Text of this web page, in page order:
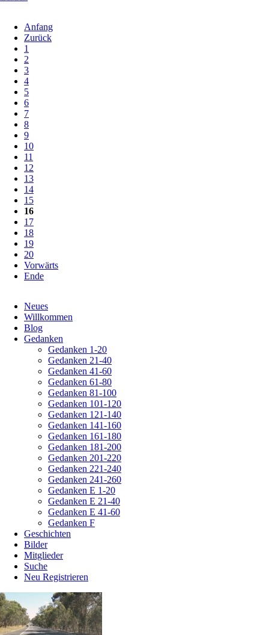
Anfang
Zurück
1
2
3
4
5
6
7
8
9
10
11
12
13
14
15
16
17
18
19
20
Vorwärts
Ende
überspringen
Neues
Willkommen
Blog
Gedanken
Gedanken 1-20
Gedanken 21-40
Gedanken 41-60
Gedanken 61-80
Gedanken 81-100
Gedanken 101-120
Gedanken 121-140
Gedanken 141-160
Gedanken 161-180
Gedanken 181-200
Gedanken 201-220
Gedanken 221-240
Gedanken 241-260
Gedanken E 1-20
Gedanken E 21-40
Gedanken E 41-60
Gedanken F
Geschichten
Bilder
Mitglieder
Suche
Neu Registrieren